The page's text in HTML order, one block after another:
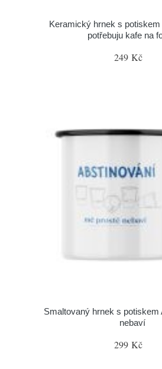
Keramický hrnek s
potřebuju kafe na
249 Kč
Smaltovaný hrnek s potiskem
nebaví
299 Kč